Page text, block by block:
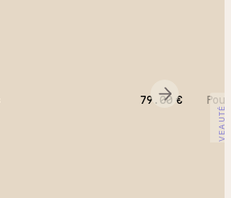
79.00 €
NOUVEAUTÉ